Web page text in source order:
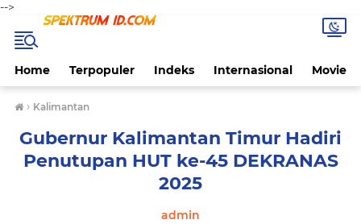
-->
Home Terpopuler Indeks Internasional Movie
› Kalimantan
Gubernur Kalimantan Timur Hadiri
Penutupan HUT ke-45 DEKRANAS
2025
admin